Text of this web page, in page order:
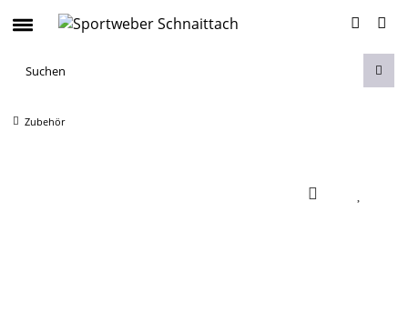
Zubehör